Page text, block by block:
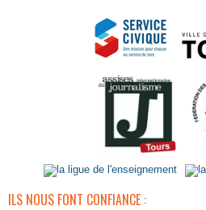
ILS NOUS FONT CONFIANCE :